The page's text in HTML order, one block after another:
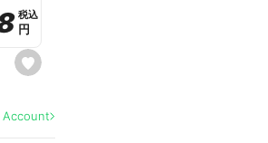
e
s
e
a
税込
税込
円
円